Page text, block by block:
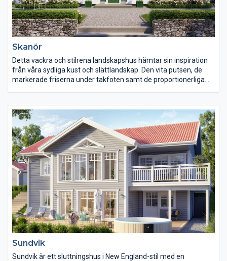
Skanör
Detta vackra och stilrena landskapshus hämtar sin inspiration
från våra sydliga kust och slättlandskap. Den vita putsen, de
markerade friserna under takfoten samt de proportionerliga
i detaljerna.
Sundvik
Sundvik är ett sluttningshus i New England-stil med en